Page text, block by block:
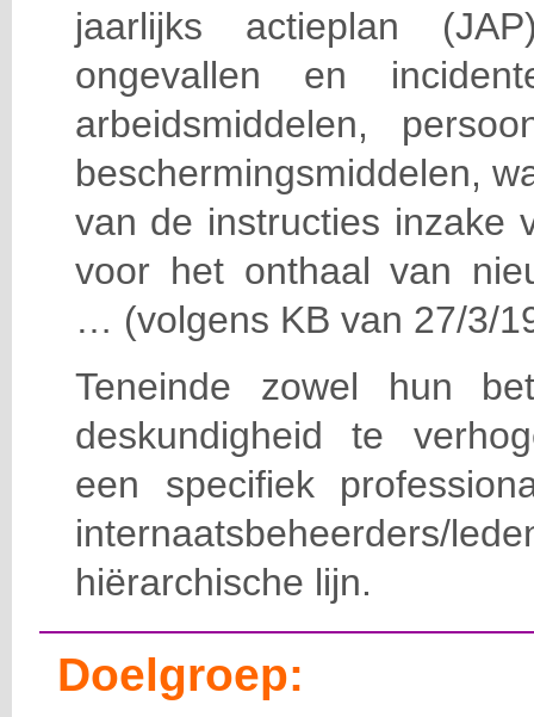
jaarlijks actieplan
ongevallen en
arbeidsmiddelen,
beschermingsmiddelen,
van de instructies inzake
voor het onthaal van
… (volgens KB van 27/3/
Teneinde zowel hun
deskundigheid te
een specifiek
hiërarchische lijn.
Doelgroep: